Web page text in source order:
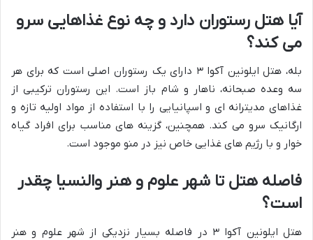
آیا هتل رستوران دارد و چه نوع غذاهایی سرو
می کند؟
بله، هتل ایلونین آکوا ۳ دارای یک رستوران اصلی است که برای هر
سه وعده صبحانه، ناهار و شام باز است. این رستوران ترکیبی از
غذاهای مدیترانه ای و اسپانیایی را با استفاده از مواد اولیه تازه و
ارگانیک سرو می کند. همچنین، گزینه های مناسب برای افراد گیاه
خوار و با رژیم های غذایی خاص نیز در منو موجود است.
فاصله هتل تا شهر علوم و هنر والنسیا چقدر
است؟
هتل ایلونین آکوا ۳ در فاصله بسیار نزدیکی از شهر علوم و هنر